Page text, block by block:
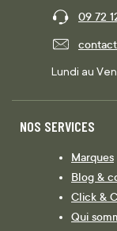
09 72
Lundi au
NOS SERVICES
Marques
Blog &
Click &
Qui